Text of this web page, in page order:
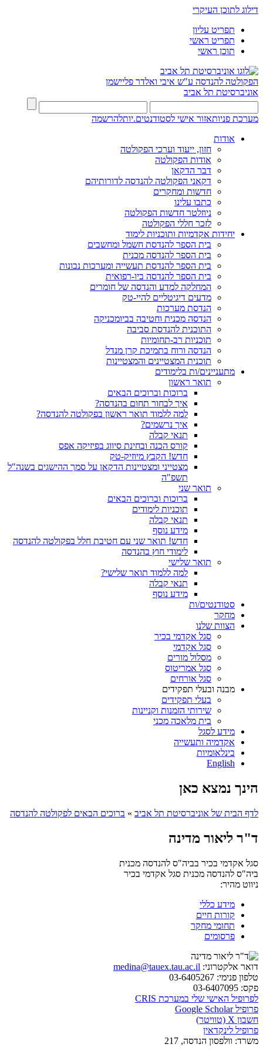
דילוג לתוכן העיקרי
תפריט עליון
תפריט ראשי
תוכן ראשי
הפקולטה להנדסה ע"ש איבי ואלדר פליישמן
אוניברסיטת תל אביב
מערכת פניותאזור אישי לסטודנטים.יותלהרשמה
אודות
חזון, ייעוד וערכי הפקולטה
אודות הפקולטה
דבר הדקאן
דקאני הפקולטה להנדסה לדורותיהם
חדשות ומחקרים
כתבו עלינו
ניוזלטר חדשות הפקולטה
לזכר חללי הפקולטה
יחידות אקדמיות ותוכניות לימוד
בית הספר להנדסת חשמל ומחשבים
בית הספר להנדסה מכנית
בית הספר להנדסת תעשייה ומערכות נבונות
בית הספר להנדסה ביו-רפואית
המחלקה למדע והנדסה של חומרים
מדעים דיגיטליים להיי-טק
הנדסת מערכות
הנדסה מכנית וחטיבה בביומכניקה
התוכנית להנדסת סביבה
תוכניות רב-תחומיות
הנדסה ורוח בתמיכת קרן מנדל
תוכנית המצטיינים והמצטיינות
מתעניינים/ות בלימודים
תואר ראשון
ברוכות וברוכים הבאים
איך לבחור תחום בהנדסה?
למה ללמוד תואר ראשון בפקולטה להנדסה?
איך נרשמים?
תנאי קבלה
קורס הכנה ובחינת סיווג בפיזיקה אפס
חדש! הקבץ מיוזיק-טק
מצטייני ומצטיינות הדקאן על סמך ההישגים בשנה"ל
תשפ"ה
תואר שני
ברוכות וברוכים הבאים
תוכניות לימודים
תנאי קבלה
מידע נוסף
חדש! תואר שני עם חטיבת חלל בפקולטה להנדסה
לימודי חוץ בהנדסה
תואר שלישי
למה ללמוד תואר שלישי?
תנאי קבלה
מידע נוסף
סטודנטים/ות
מחקר
הצוות שלנו
סגל אקדמי בכיר
סגל אקדמי
מסלול מורים
סגל אמריטוס
סגל אורחים
מבנה ובעלי תפקידים
בעלי תפקידים
שירותי הזמנות וקניינות
בית מלאכה מכני
מידע לסגל
אקדמיה ותעשייה
בינלאומיות
English
הינך נמצא כאן
לדף הבית של אוניברסיטת תל אביב » ברוכים הבאים לפקולטה להנדסה
ד"ר ליאור מדינה
סגל אקדמי בכיר בביה"ס להנדסה מכנית
ביה"ס להנדסה מכנית סגל אקדמי בכיר
ניווט מהיר:
מידע כללי
קורות חיים
תחומי מחקר
פרסומים
דואר אלקטרוני: medina@tauex.tau.ac.il
טלפון פנימי:
פקס:
לפרופיל האישי שלי במערכת CRIS
פרופיל Google Scholar
חשבון X (טוויטר)
פרופיל לינקדאין
משרד: וולפסון הנדסה, 217